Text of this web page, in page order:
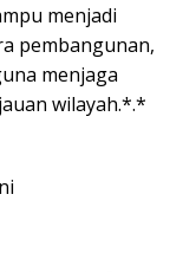
menjadi
pembangunan,
menjaga
wilayah.*.*